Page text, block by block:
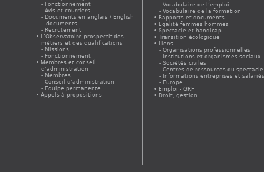
Fonctionnement
Avis et courriers
Documents en anglais / English
documents
Recrutement
L’Observatoire prospectif des
métiers et des qualifications
Missions
Fonctionnement
Membres et conseil
d’administration
Membres
Conseil d’administration
Équipe permanente
Appels à propositions
Vocabulaire de l’emploi
Vocabulaire de la formation
Rapports et documents
Egalité femmes hommes
Spectacle et handicap
Transition écologique
Liens
Organisations professionnelles
Institutions et organismes sociaux
Sociétés civiles
Centres de ressources du spectacle
Informations entreprises et
Europe
Emploi - GRH
Droit, gestion